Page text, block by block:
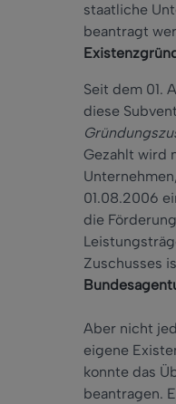
staatliche
beantragt
Seit dem 01.
diese
Gezahlt wird
01.08.2006
die
Zuschusses
Aber nicht
eigene
konnte das
beantragen.